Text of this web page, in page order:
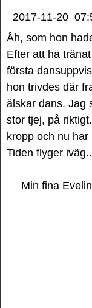
2017-11-20
Åh, som hon
Efter att ha
första
hon trivdes där
älskar dans. Jag
stor tjej, på
kropp och nu
Tiden flyger
Min fina